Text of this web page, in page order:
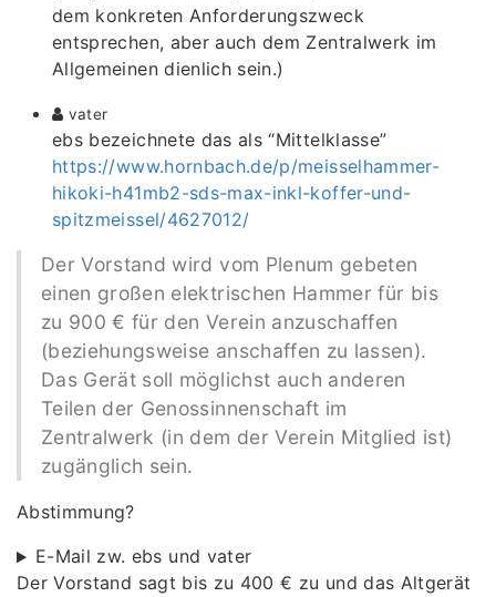
dem konkreten Anforderungszweck
entsprechen, aber auch dem Zentralwerk im
Allgemeinen dienlich sein.)
vater
ebs bezeichnete das als “Mittelklasse”
https://www.hornbach.de/p/meisselhammer-
hikoki-h41mb2-sds-max-inkl-koffer-und-
spitzmeissel/4627012/
Der Vorstand wird vom Plenum gebeten
einen großen elektrischen Hammer für bis
zu 900 € für den Verein anzuschaffen
(beziehungsweise anschaffen zu lassen).
Das Gerät soll möglichst auch anderen
Teilen der Genossinnenschaft im
Zentralwerk (in dem der Verein Mitglied ist)
zugänglich sein.
Abstimmung?
E-Mail zw. ebs und vater
Der Vorstand sagt bis zu 400 € zu und das Altgerät